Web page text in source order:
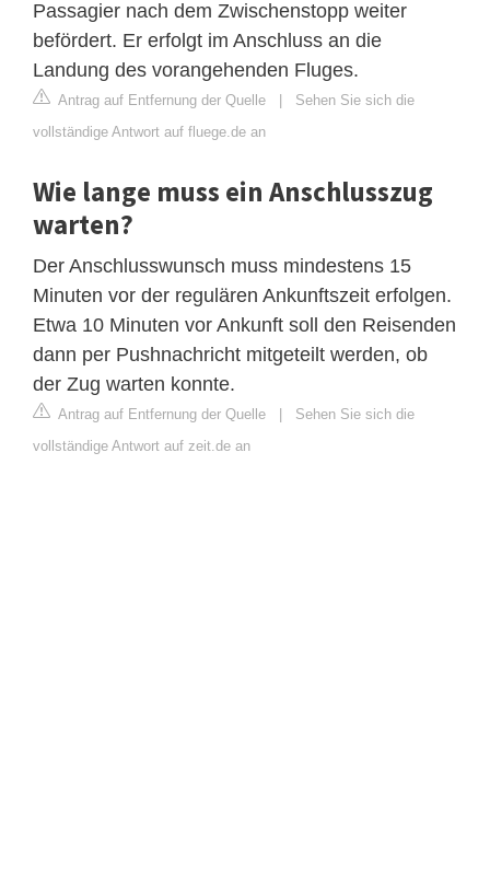
Passagier nach dem Zwischenstopp weiter
befördert. Er erfolgt im Anschluss an die
Landung des vorangehenden Fluges.
Antrag auf Entfernung der Quelle | Sehen Sie sich die
vollständige Antwort auf fluege.de an
Wie lange muss ein Anschlusszug
warten?
Der Anschlusswunsch muss mindestens 15
Minuten vor der regulären Ankunftszeit erfolgen.
Etwa 10 Minuten vor Ankunft soll den Reisenden
dann per Pushnachricht mitgeteilt werden, ob
der Zug warten konnte.
Antrag auf Entfernung der Quelle | Sehen Sie sich die
vollständige Antwort auf zeit.de an